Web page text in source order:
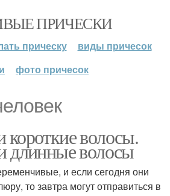
ПРИЧЕСКИ
прическу
виды причесок
фото причесок
волосы.
длинные волосы
и если сегодня они
то завтра могут отправиться в